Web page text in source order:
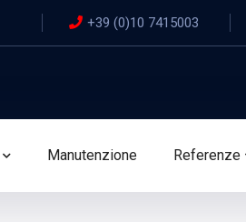
+39 (0)10 7415003
Manutenzione Referenze